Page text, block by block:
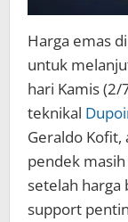
Harga emas
untuk
hari Kamis (2/
teknikal
Geraldo Kofit,
pendek
setelah harga
support